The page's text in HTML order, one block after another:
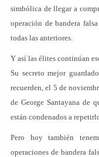
simbólica de llegar a
operación de bandera
todas las anteriores.
Y así las élites continúan
Su secreto mejor
recuerden, el 5 de
de George Santayana de
están condenados a
Pero hoy también
operaciones de bandera